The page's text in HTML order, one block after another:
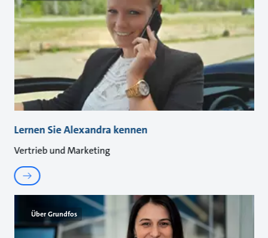
Lernen Sie Alexandra kennen
Vertrieb und Marketing
Über Grundfos